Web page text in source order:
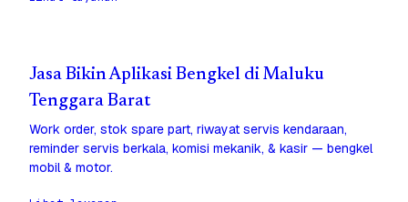
Jasa Bikin Aplikasi Bengkel di Maluku
Tenggara Barat
Work order, stok spare part, riwayat servis kendaraan,
reminder servis berkala, komisi mekanik, & kasir — bengkel
mobil & motor.